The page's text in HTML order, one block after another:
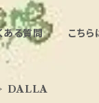
ある質問 こちら
DALLA